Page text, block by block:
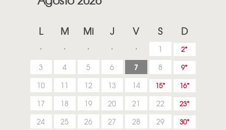
L M Mi J V S D
1 2
3 4 5 6 7 8 9
10 11 12 13 14 15 16
17 18 19 20 21 22 23
24 25 26 27 28 29 30